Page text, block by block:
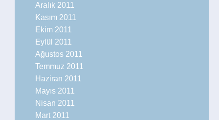
Aralık 2011
Kasım 2011
Ekim 2011
Eylül 2011
Ağustos 2011
Temmuz 2011
Haziran 2011
Mayıs 2011
Nisan 2011
Mart 2011